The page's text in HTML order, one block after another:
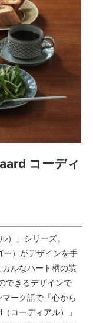
コーディ
）」シリーズ。
）がデザインを手
ルなハート柄の装
できるデザインで
ーク語で「心から
コーディアル）」